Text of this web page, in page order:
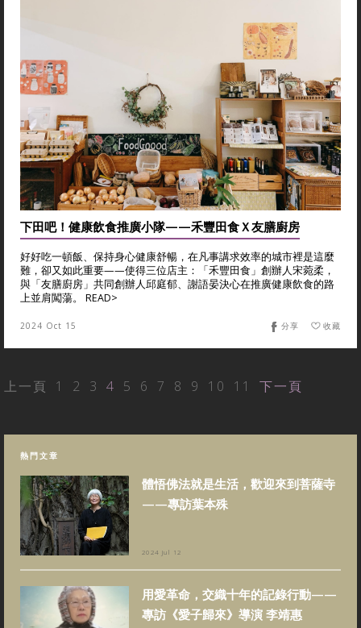
下田吧！健康飲食推廣小隊——禾豐田食Ｘ友膳廚房
好好吃一頓飯、保持身心健康舒暢，在凡事講求效率的城市裡是這麼
難，卻又如此重要——使得三位店主：「禾豐田食」創辦人宋菀柔，
與「友膳廚房」共同創辦人邱庭郁、謝語晏決心在推廣健康飲食的路
上並肩闖蕩。 READ>
2024 Oct 15 收藏
分享
上一頁 1 2 3 4 5 6 7 8 9 10 11 下一頁
熱門文章
體悟佛法就是生活，歡迎來到菩薩寺
——專訪葉本殊
2024 Jul 12
用愛革命，交織十年的記錄行動——
專訪《愛子歸來》導演 李靖惠